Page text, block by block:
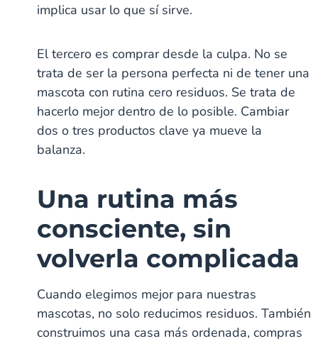
implica usar lo que sí sirve.
El tercero es comprar desde la culpa. No se
trata de ser la persona perfecta ni de tener una
mascota con rutina cero residuos. Se trata de
hacerlo mejor dentro de lo posible. Cambiar
dos o tres productos clave ya mueve la
balanza.
Una rutina más
consciente, sin
volverla complicada
Cuando elegimos mejor para nuestras
mascotas, no solo reducimos residuos. También
construimos una casa más ordenada, compras